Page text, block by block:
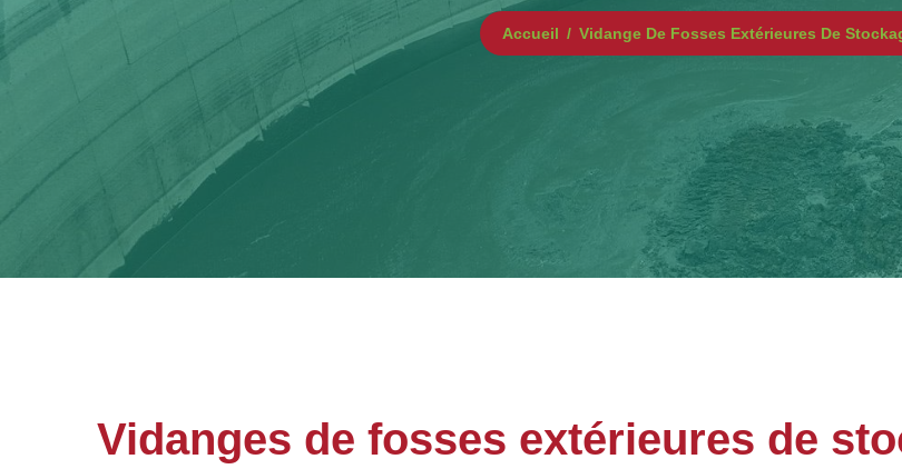
Accueil Vidange De Fosses Extérieures De
Vidanges de fosses extérieures de